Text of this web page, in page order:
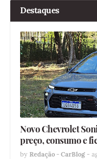
Destaques
Novo Chevrolet
preço, consumo e
by Redação - CarBlog -